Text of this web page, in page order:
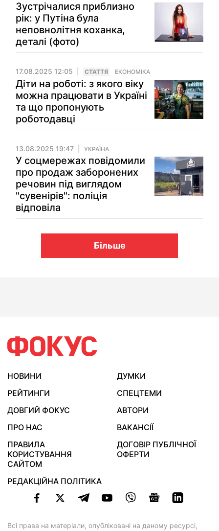
Зустрічалися приблизно
рік: у Путіна була
неповнолітня коханка,
деталі (фото)
17.08.2025 12:05 СТАТТЯ ЕКОНОМІКА
Діти на роботі: з якого віку
можна працювати в Україні
та що пропонують
роботодавці
13.08.2025 19:47 УКРАЇНА
У соцмережах повідомили
про продаж заборонених
речовин під виглядом
"сувенірів": поліція
відповіла
Більше
НОВИНИ
ДУМКИ
РЕЙТИНГИ
СПЕЦТЕМИ
ДОВГИЙ ФОКУС
АВТОРИ
ПРО НАС
ВАКАНСІЇ
ПРАВИЛА
КОРИСТУВАННЯ
САЙТОМ
ДОГОВІР ПУБЛІЧНОЇ
ОФЕРТИ
РЕДАКЦІЙНА ПОЛІТИКА
Всі права на матеріали, опубліковані на даному ресурсі,